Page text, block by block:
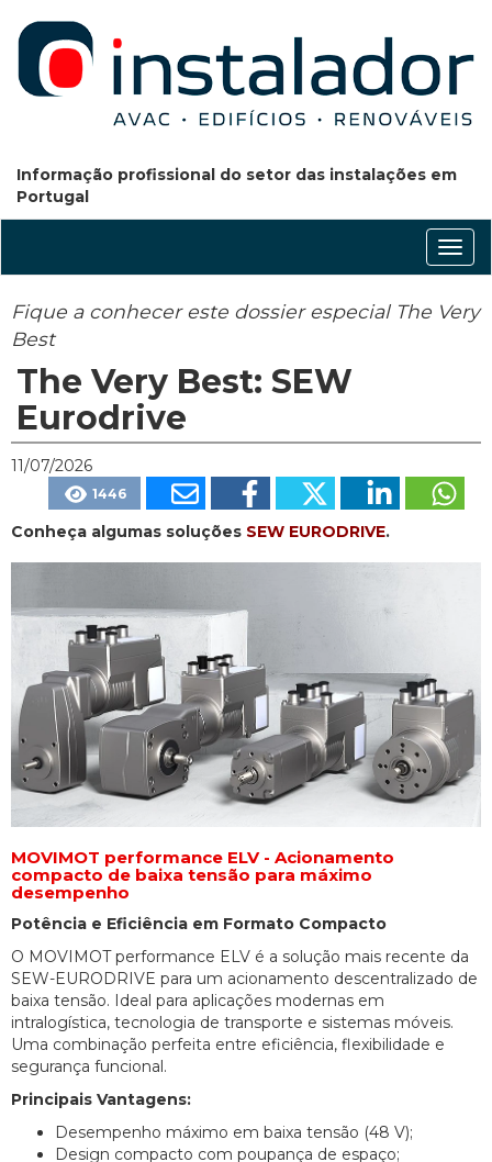
Informação profissional do setor das instalações em
Portugal
Fique a conhecer este dossier especial The Very
Best
The Very Best: SEW
Eurodrive
11/07/2026
1446
Conheça algumas soluções SEW EURODRIVE.
MOVIMOT performance ELV - Acionamento
compacto de baixa tensão para máximo
desempenho
Potência e Eficiência em Formato Compacto
O MOVIMOT performance ELV é a solução mais recente da
SEW-EURODRIVE para um acionamento descentralizado de
baixa tensão. Ideal para aplicações modernas em
intralogística, tecnologia de transporte e sistemas móveis.
Uma combinação perfeita entre eficiência, flexibilidade e
segurança funcional.
Principais Vantagens:
Desempenho máximo em baixa tensão (48 V);
Design compacto com poupança de espaço;